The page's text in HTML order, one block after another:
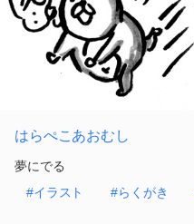
はらぺこあおむし
夢にでる
#イラスト
#らくがき